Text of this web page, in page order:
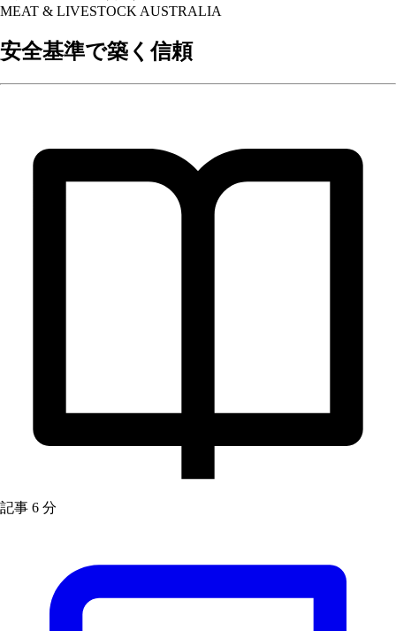
MEAT & LIVESTOCK AUSTRALIA
安全基準で築く信頼
記事 6 分